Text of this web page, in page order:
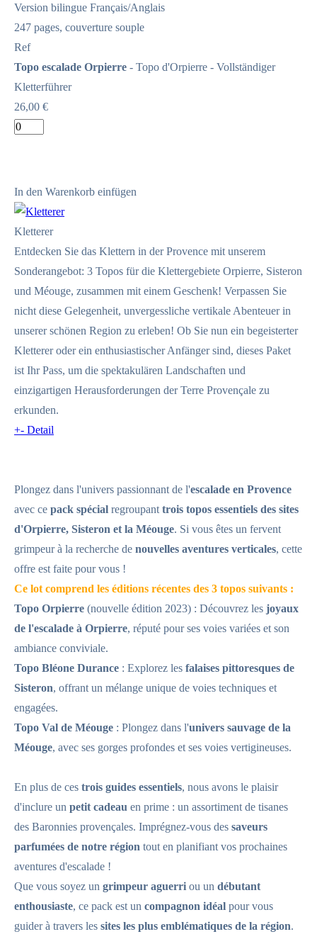
Version bilingue Français/Anglais
247 pages, couverture souple
Ref
Topo escalade Orpierre - Topo d'Orpierre - Vollständiger
Kletterführer
26,00 €
In den Warenkorb einfügen
Kletterer
Entdecken Sie das Klettern in der Provence mit unserem
Sonderangebot: 3 Topos für die Klettergebiete Orpierre, Sisteron
und Méouge, zusammen mit einem Geschenk! Verpassen Sie
nicht diese Gelegenheit, unvergessliche vertikale Abenteuer in
unserer schönen Region zu erleben! Ob Sie nun ein begeisterter
Kletterer oder ein enthusiastischer Anfänger sind, dieses Paket
ist Ihr Pass, um die spektakulären Landschaften und
einzigartigen Herausforderungen der Terre Provençale zu
erkunden.
+- Detail
Plongez dans l'univers passionnant de l'escalade en Provence
avec ce pack spécial regroupant trois topos essentiels des sites
d'Orpierre, Sisteron et la Méouge. Si vous êtes un fervent
grimpeur à la recherche de nouvelles aventures verticales, cette
offre est faite pour vous !
Ce lot comprend les éditions récentes des 3 topos suivants :
Topo Orpierre (nouvelle édition 2023) : Découvrez les joyaux
de l'escalade à Orpierre, réputé pour ses voies variées et son
ambiance conviviale.
Topo Bléone Durance : Explorez les falaises pittoresques de
Sisteron, offrant un mélange unique de voies techniques et
engagées.
Topo Val de Méouge : Plongez dans l'univers sauvage de la
Méouge, avec ses gorges profondes et ses voies vertigineuses.
En plus de ces trois guides essentiels, nous avons le plaisir
d'inclure un petit cadeau en prime : un assortiment de tisanes
des Baronnies provençales. Imprégnez-vous des saveurs
parfumées de notre région tout en planifiant vos prochaines
aventures d'escalade !
Que vous soyez un grimpeur aguerri ou un débutant
enthousiaste, ce pack est un compagnon idéal pour vous
guider à travers les sites les plus emblématiques de la région.